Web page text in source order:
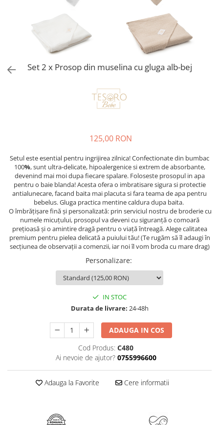
Set 2 x Prosop din muselina cu gluga alb-bej
125,00 RON
Setul este esential pentru ingrijirea zilnica! Confectionate din bumbac
100%, sunt ultra-delicate, hipoalergenice si extrem de absorbante,
devenind mai moi dupa fiecare spalare. Foloseste prosopul in apa
pentru o baie blanda! Acesta ofera o imbratisaresigura si protectie
antialunecare, facand baita mai placuta si fara teama de apa pentru
bebelus. Gluga practica mentine caldura dupa baita.
O îmbrățișare fină și personalizată: prin serviciul nostru de broderie cu
numele micuțului, prosopul va deveni cu siguranță o comoară
prețioasă și o amintire dragă pentru o viață întreagă. Alege calitatea
premium pentru pielea delicată a puiului tău! (Te rugăm să îl adaugi în
secțiunea de observații a comenzii, iar noi îl vom broda cu mare drag)
Personalizare:
IN STOC
Durata de livrare: 24-48h
ADAUGA IN COS
Cod Produs: C480
Ai nevoie de ajutor? 0755996600
Adauga la Favorite Cere informatii